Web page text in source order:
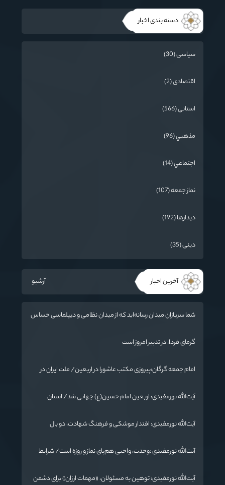
دسته بندی اخبار
سیاسی (30)
اقتصادی (2)
استانی (566)
مذهبي (96)
اجتماعي (14)
نماز جمعه (107)
دیدارها (192)
دینی (35)
آخرین اخبار آرشیو
شما سربازان میدان رسانه‌اید که از میدان نظامی و دیپلماسی حساس
گرمای فردا، در تدبیر امروز است
امام جمعه گرگان:پیروزی مکتب عاشورا در اربعین/ ملت ایران در
آیت‌الله نورمفیدی: اربعین امام حسین(ع) جهانی شد/ استان
دارد
آیت‌الله نورمفیدی: اقتدار موشکی و فرهنگ شهادت، دو بال
آیت‌الله نورمفیدی :وحدت، واجبی هم‌پای نماز و روزه است/ شرایط
آیت‌الله نورمفیدی: توهین به مسئولان، «مهمات ارزان» برای دشمن